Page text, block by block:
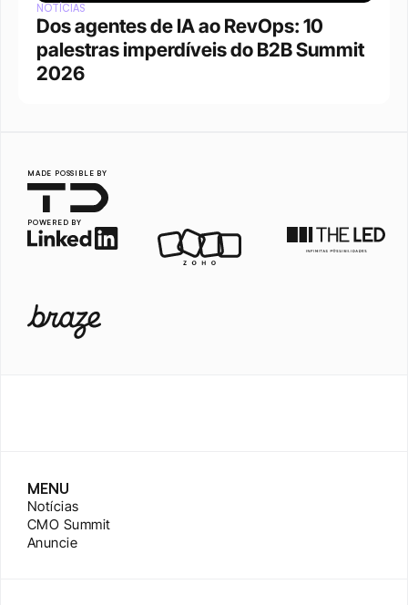
NOTÍCIAS
Dos agentes de IA ao RevOps: 10
palestras imperdíveis do B2B Summit
2026
MADE POSSIBLE BY
POWERED BY
MENU
Notícias
CMO Summit
Anuncie